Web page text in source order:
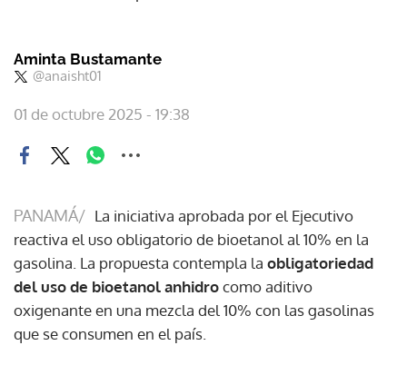
Aminta Bustamante
@anaisht01
01 de octubre 2025 - 19:38
PANAMÁ/ La iniciativa aprobada por el Ejecutivo
reactiva el uso obligatorio de bioetanol al 10% en la
gasolina. La propuesta contempla la obligatoriedad
del uso de bioetanol anhidrocomo aditivo
oxigenante en una mezcla del 10% con las gasolinas
que se consumen en el país.